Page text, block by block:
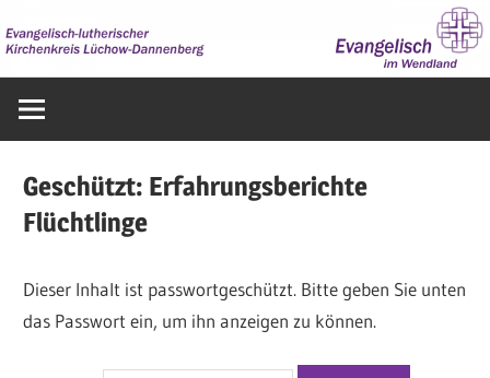
Inhalt
springen
im
Geschützt: Erfahrungsberichte
Flüchtlinge
Dieser Inhalt ist passwortgeschützt. Bitte geben Sie unten
das Passwort ein, um ihn anzeigen zu können.